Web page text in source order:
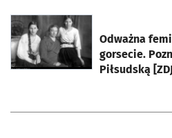
Odważna
gorsecie.
Piłsudską
otworzy się w nowej karcie